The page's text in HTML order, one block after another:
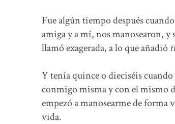
Fue algún tiempo después
amiga y a mí, nos manosearon,
llamó exagerada, a lo que añadió
Y tenía quince o dieciséis
conmigo misma y con el mismo
empezó a manosearme de
vida.